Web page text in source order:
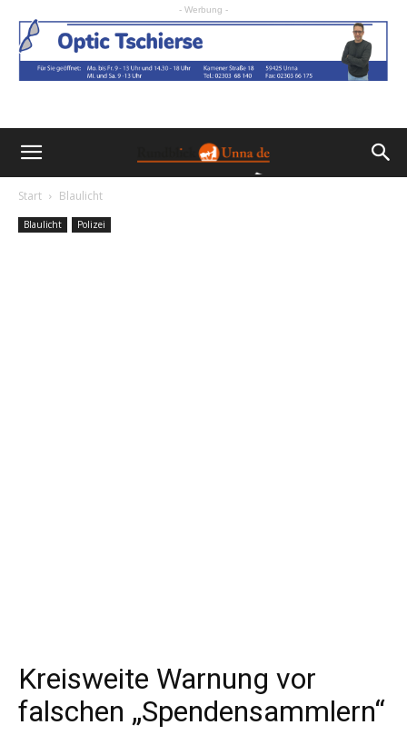
- Werbung -
Start Blaulicht
Blaulicht Polizei
Kreisweite Warnung vor
falschen „Spendensammlern“